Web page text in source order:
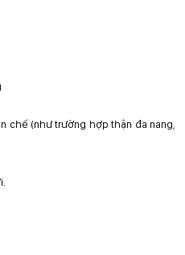
chế (như trường hợp thận đa nang,